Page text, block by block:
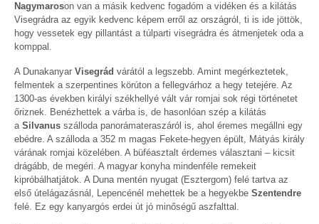
Nagymaroson van a másik kedvenc fogadóm a vidéken és a kilátás
Visegrádra az egyik kedvenc képem erről az országról, ti is ide jöttök,
hogy vessetek egy pillantást a túlparti visegrádra és átmenjetek oda a
komppal.
A Dunakanyar Visegrád várától a legszebb. Amint megérkeztetek,
felmentek a szerpentines körúton a fellegvárhoz a hegy tetejére. Az
1300-as években királyi székhellyé vált vár romjai sok régi történetet
őriznek. Benézhettek a várba is, de hasonlóan szép a kilátás
a Silvanus szálloda panorámateraszáról is, ahol éremes megállni egy
ebédre. A szálloda a 352 m magas Fekete-hegyen épült, Mátyás király
várának romjai közelében. A büféasztalt érdemes választani – kicsit
drágább, de megéri. A magyar konyha mindenféle remekeit
kipróbálhatjátok. A Duna mentén nyugat (Esztergom) felé tartva az
első útelágazásnál, Lepencénél mehettek be a hegyekbe Szentendre
felé. Ez egy kanyargós erdei út jó minőségű aszfalttal.